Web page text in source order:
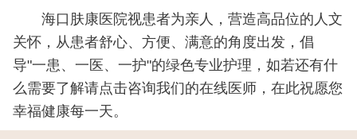
海口肤康医院视患者为亲人，营造高品位的人文
关怀，从患者舒心、方便、满意的角度出发，倡
导"一患、一医、一护"的绿色专业护理，如若还有什
么需要了解请点击咨询我们的在线医师，在此祝愿您
幸福健康每一天。